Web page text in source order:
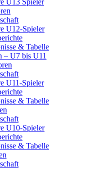
U13 Spieler
U12-Spieler
& Tabelle
– U7 bis U11
U11-Spieler
& Tabelle
U10-Spieler
& Tabelle